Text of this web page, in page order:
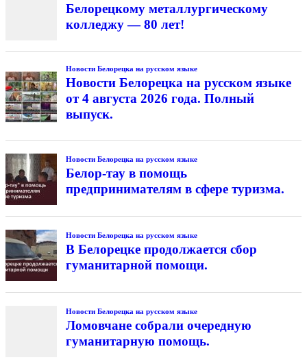
Белорецкому металлургическому
колледжу — 80 лет!
Новости Белорецка на русском языке
Новости Белорецка на русском языке
от 4 августа 2026 года. Полный
выпуск.
Новости Белорецка на русском языке
Белор-тау в помощь
предпринимателям в сфере туризма.
Новости Белорецка на русском языке
В Белорецке продолжается сбор
гуманитарной помощи.
Новости Белорецка на русском языке
Ломовчане собрали очередную
гуманитарную помощь.